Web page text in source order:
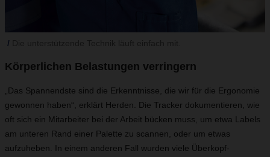
Körperlichen Belastungen verringern
„Das Spannendste sind die Erkenntnisse, die wir für die Ergonomie
gewonnen haben“, erklärt Herden. Die Tracker dokumentieren, wie
oft sich ein Mitarbeiter bei der Arbeit bücken muss, um etwa Labels
am unteren Rand einer Palette zu scannen, oder um etwas
aufzuheben. In einem anderen Fall wurden viele Überkopf-